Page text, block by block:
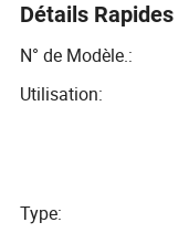
Détails Rapides
N° de Modèle.:
Utilisation:
Type: